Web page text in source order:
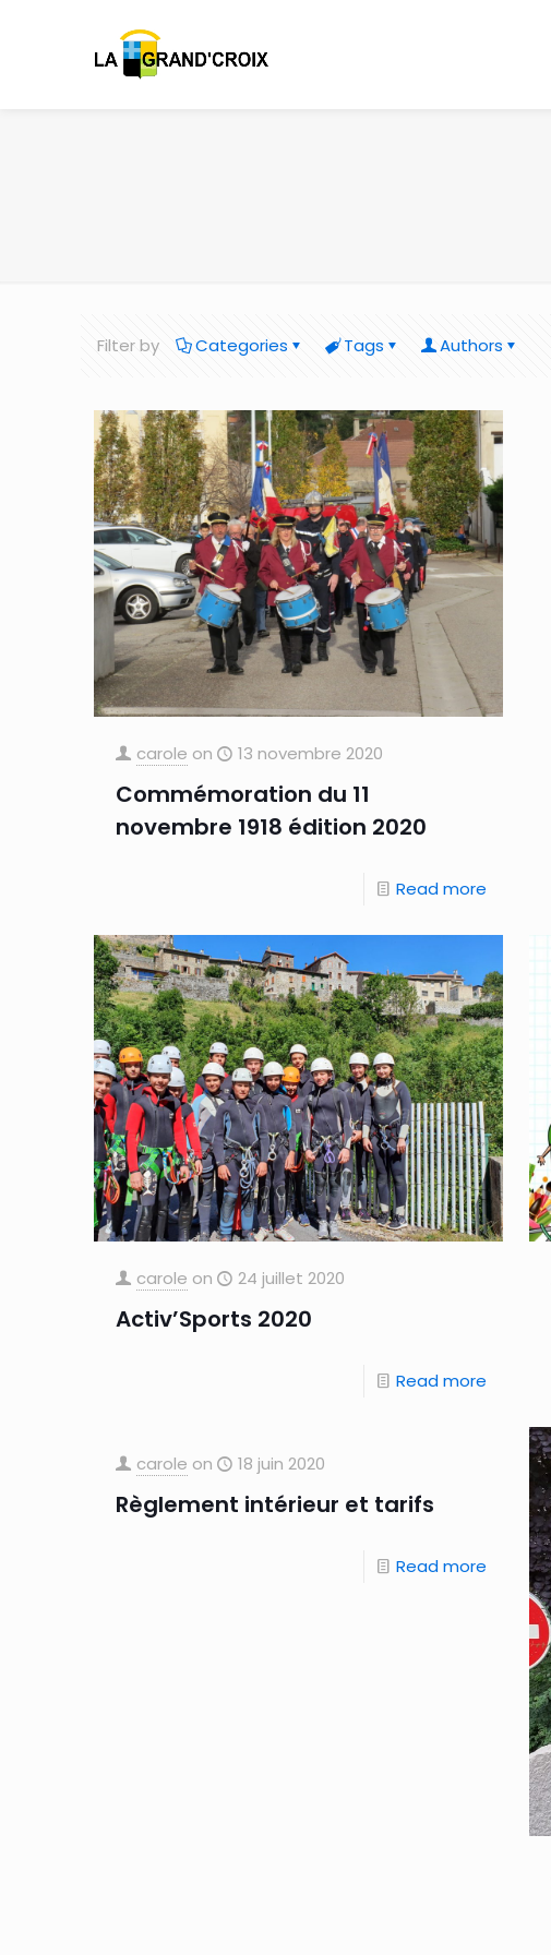
Filter by Categories Tags Authors
carole on 13 novembre 2020
Commémoration du 11
novembre 1918 édition 2020
Read more
carole on 24 juillet 2020
Activ’Sports 2020
Read more
carole on 18 juin 2020
Règlement intérieur et tarifs
Read more